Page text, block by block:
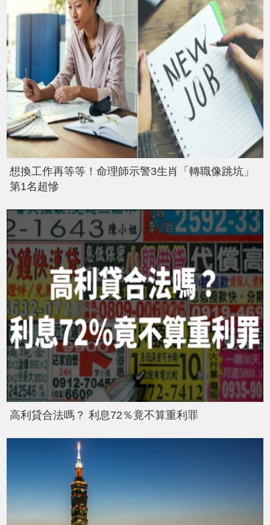
想換工作再等等！命理師示警3生肖「轉職像跳坑」
第1名超慘
高利貸合法嗎？ 利息72％竟不算重利罪